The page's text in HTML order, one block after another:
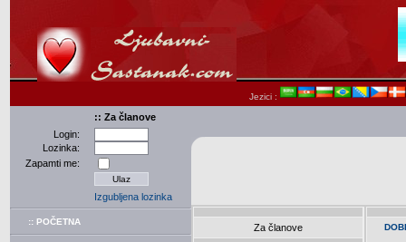
Jezici :
:: Za članove
Login:
Lozinka:
Zapamti me:
Izgubljena lozinka
:: POČETNA
Za članove